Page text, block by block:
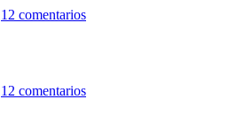
12 comentarios
12 comentarios